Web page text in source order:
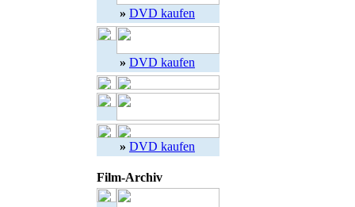
» DVD kaufen
» DVD kaufen
» DVD kaufen
Film-Archiv